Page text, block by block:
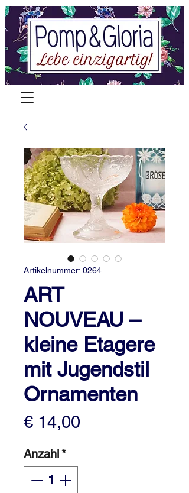
Artikelnummer: 0264
ART
NOUVEAU –
kleine Etagere
mit Jugendstil
Ornamenten
€ 14,00
Anzahl*